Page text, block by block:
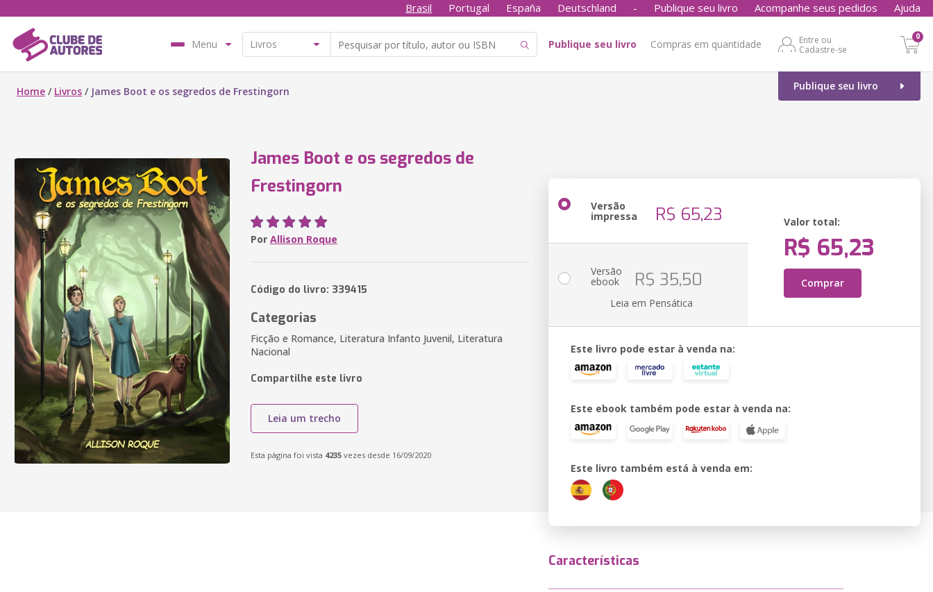
Brasil Portugal España Deutschland - Publique seu livro Acompanhe seus pedidos Ajuda
Menu Publique seu livro Compras em quantidade
Entre ou
Cadastre-se
0
Publique seu livro
Home / Livros / James Boot e os segredos de Frestingorn
James Boot e os segredos de
Frestingorn
Por Allison Roque
Código do livro: 339415
Categorias
Ficção e Romance, Literatura Infanto Juvenil, Literatura
Nacional
Compartilhe este livro
Leia um trecho
Esta página foi vista 4235 vezes desde 16/09/2020
Versão
impressa R$ 65,23 Valor total:
R$ 65,23
Comprar
Versão
ebook R$ 35,50
Leia em Pensática
Este livro pode estar à venda na:
Este ebook também pode estar à venda na:
Este livro também está à venda em:
Características